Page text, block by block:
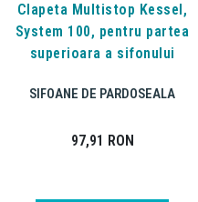
Clapeta Multistop Kessel,
System 100, pentru partea
superioara a sifonului
SIFOANE DE PARDOSEALA
97,91 RON